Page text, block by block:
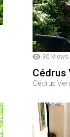
30 Views
Cédrus
Cédrus